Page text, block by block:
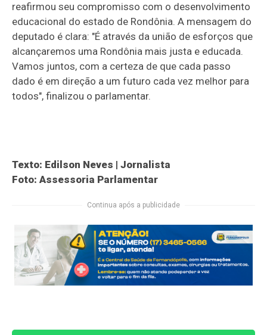
reafirmou seu compromisso com o desenvolvimento
educacional do estado de Rondônia. A mensagem do
deputado é clara: "É através da união de esforços que
alcançaremos uma Rondônia mais justa e educada.
Vamos juntos, com a certeza de que cada passo
dado é em direção a um futuro cada vez melhor para
todos", finalizou o parlamentar.
Texto: Edilson Neves | Jornalista
Foto: Assessoria Parlamentar
Continua após a publicidade